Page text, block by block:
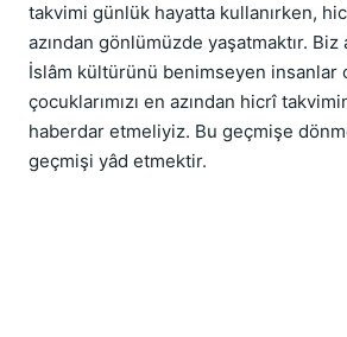
takvimi günlük hayatta kullanırken,
azından gönlümüzde yaşatmaktır.
İslâm kültürünü benimseyen insanlar
çocuklarımızı en azından hicrî
haberdar etmeliyiz. Bu geçmişe
geçmişi yâd etmektir.